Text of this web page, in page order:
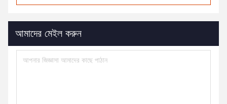
আমাদের মেইল করুন